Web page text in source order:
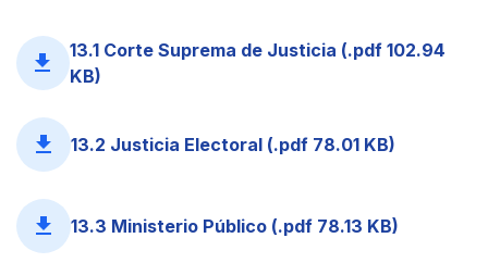
file_download
13.1 Corte Suprema de Justicia (.pdf 102.94
KB)
file_download 13.2 Justicia Electoral (.pdf 78.01 KB)
file_download 13.3 Ministerio Público (.pdf 78.13 KB)